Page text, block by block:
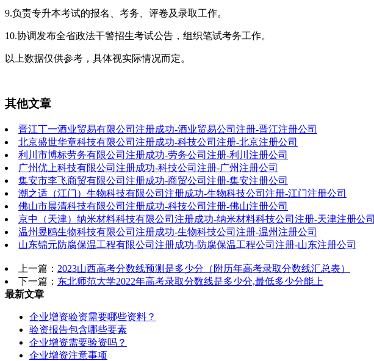
9.负责专升本考试的报名、考务、评卷及录取工作。
10.协调发布全省政法干警招生考试公告，组织笔试考务工作。
以上数据仅供参考，具体视实际情况而定。
其他文章
晋江丁一酒业贸易有限公司注册成功-酒业贸易公司注册-晋江注册公司
北京盛世华章科技有限公司注册成功-科技公司注册-北京注册公司
利川市博标劳务有限公司注册成功-劳务公司注册-利川注册公司
广州优上科技有限公司注册成功-科技公司注册-广州注册公司
集安市李飞商贸有限公司注册成功-商贸公司注册-集安注册公司
潮之适（江门）生物科技有限公司注册成功-生物科技公司注册-江门注册公司
佛山市晨清科技有限公司注册成功-科技公司注册-佛山注册公司
京中（天津）纳米材料科技有限公司注册成功-纳米材料科技公司注册-天津注册公司
温州昱鸥生物科技有限公司注册成功-生物科技公司注册-温州注册公司
山东锦元防腐保温工程有限公司注册成功-防腐保温工程公司注册-山东注册公司
上一篇： 2023山西高考分数线预测是多少分（附历年高考录取分数线汇总表）
下一篇： 东北师范大学2022年高考录取分数线是多少分,最低多少分能上
最新文章
企业增资验资需要哪些资料？
验资报告包含哪些要素
企业增资需要验资吗？
企业增资注意事项